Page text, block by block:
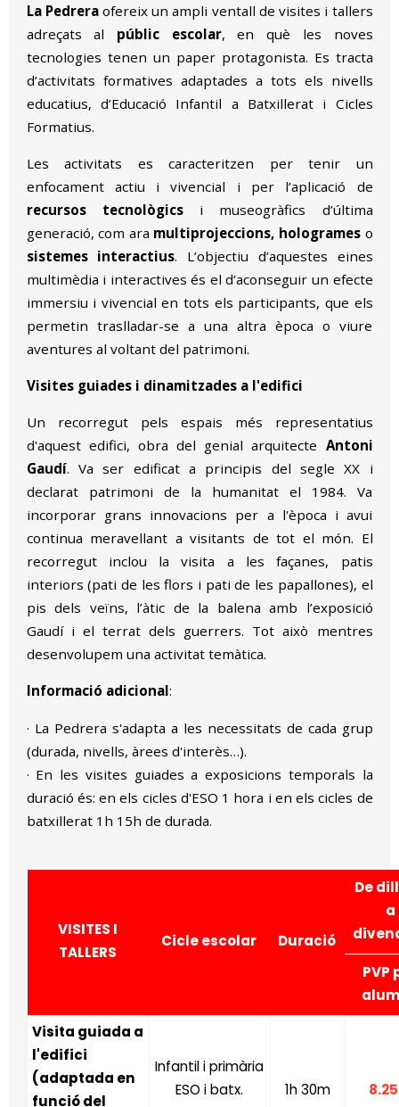
La Pedreraofereix un ampli ventall de visites i tallers
adreçats al públic escolar, en què les noves
tecnologies tenen un paper protagonista. Es tracta
d’activitats formatives adaptades a tots els nivells
educatius, d’Educació Infantil a Batxillerat i Cicles
Formatius.
Les activitats es caracteritzen per tenir un
enfocament actiu i vivencial i per l’aplicació de
recursos tecnològicsi museogràfics d’última
generació, com ara multiprojeccions, hologrameso
sistemes interactius. L’objectiu d’aquestes eines
multimèdia i interactives és el d’aconseguir un efecte
immersiu i vivencial en tots els participants, que els
permetin traslladar-se a una altra època o viure
aventures al voltant del patrimoni.
Visites guiades i dinamitzades a l'edifici
Un recorregut pels espais més representatius
d'aquest edifici, obra del genial arquitecte Antoni
Gaudí. Va ser edificat a principis del segle XX i
declarat patrimoni de la humanitat el 1984. Va
incorporar grans innovacions per a l'època i avui
continua meravellant a visitants de tot el món. El
recorregut inclou la visita a les façanes, patis
interiors (pati de les flors i pati de les papallones), el
pis dels veïns, l’àtic de la balena amb l’exposició
Gaudí i el terrat dels guerrers. Tot això mentres
desenvolupem una activitat temàtica.
Informació adicional:
· La Pedrera s'adapta a les necessitats de cada grup
(durada, nivells, àrees d'interès…).
· En les visites guiades a exposicions temporals la
duració és: en els cicles d'ESO 1 hora i en els cicles de
batxillerat 1h 15h de durada.
VISITES I
TALLERS
Cicle escolar Duració
De
a
PVP
Visita guiada a
l'edifici
(adaptada en
funció del
Infantil i primària
ESO i batx.
1h 30m